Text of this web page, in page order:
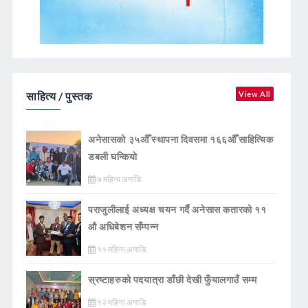
साहित्य / पुस्तक View All
अनेसासको ३५औँ स्थापना दिवसमा १६६औँ साहित्यिक
डबली घन्कियाे
७ महिना अगाडि
पराजुलीलाई अध्यक्ष चयन गर्दै अनेसास कतारको ११
औ अधिबेशन सँम्पन्न
११ महिना अगाडि
स्रष्टाहरुको पदयात्रा डाँछी देखी फुँयालगाउँ सम्म
१२ महिना अगाडि